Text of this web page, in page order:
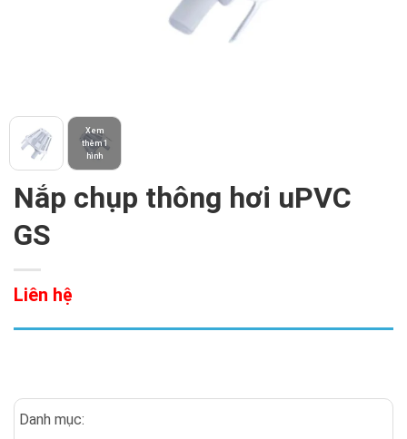
Xem
thêm 1
hình
Nắp chụp thông hơi uPVC
GS
Liên hệ
Danh mục: